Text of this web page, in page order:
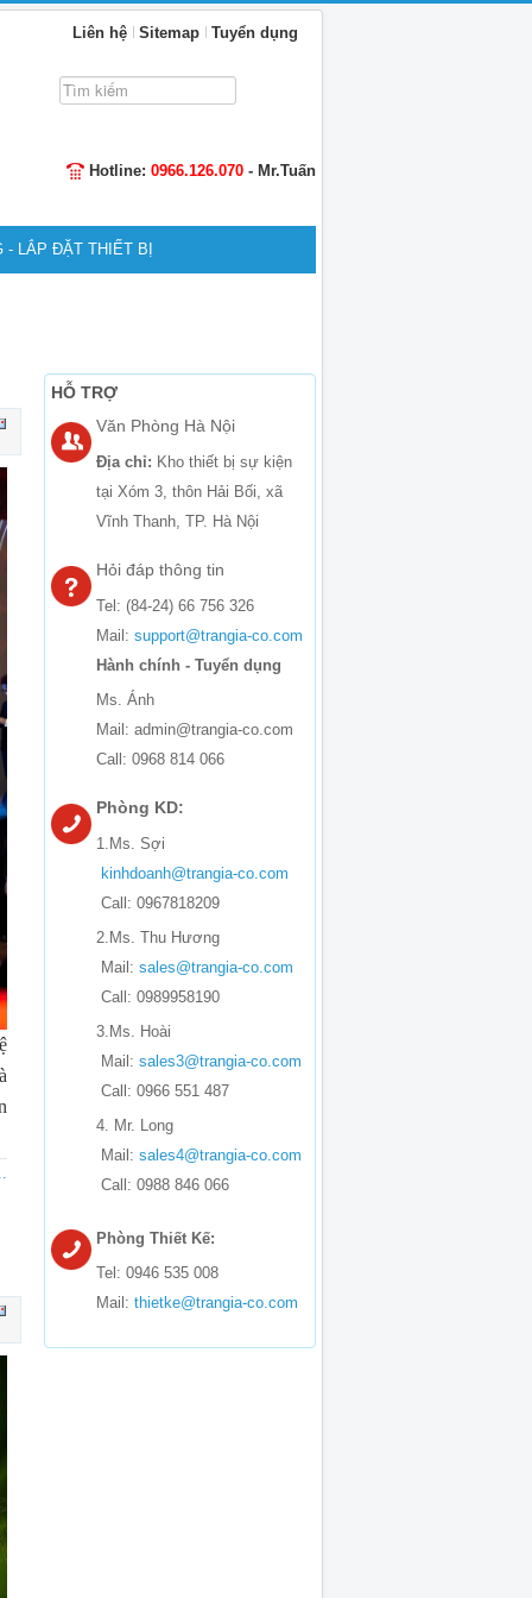
Liên hệ Sitemap Tuyển dụng
Tìm
kiếm...
Hotline: 0966.126.070 - Mr.Tuấn
- LẮP ĐẶT THIẾT BỊ
HỖ TRỢ
Văn Phòng Hà Nội
Địa chỉ: Kho thiết bị sự kiện
tại Xóm 3, thôn Hải Bối, xã
Vĩnh Thanh, TP. Hà Nội
Hỏi đáp thông tin
Tel: (84-24) 66 756 326
Mail: support@trangia-co.com
Hành chính - Tuyển dụng
Ms. Ánh
Mail: admin@trangia-co.com
Call: 0968 814 066
Phòng KD:
1.Ms. Sợi
kinhdoanh@trangia-co.com
Call: 0967818209
2.Ms. Thu Hương
Mail: sales@trangia-co.com
Call: 0989958190
3.Ms. Hoài
Mail: sales3@trangia-co.com
Call: 0966 551 487
4. Mr. Long
Mail: sales4@trangia-co.com
Call: 0988 846 066
Phòng Thiết Kế:
Tel: 0946 535 008
Mail: thietke@trangia-co.com